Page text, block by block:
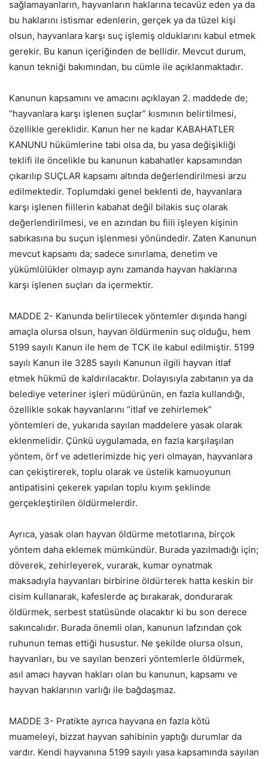
sağlamayanların, hayvanların haklarına tecavüz eden ya da
bu haklarını istismar edenlerin, gerçek ya da tüzel kişi
olsun, hayvanlara karşı suç işlemiş olduklarını kabul etmek
gerekir. Bu kanun içeriğinden de bellidir. Mevcut durum,
kanun tekniği bakımından, bu cümle ile açıklanmaktadır.
Kanunun kapsamını ve amacını açıklayan 2. maddede de;
“hayvanlara karşı işlenen suçlar” kısmının belirtilmesi,
özellikle gereklidir. Kanun her ne kadar KABAHATLER
KANUNU hükümlerine tabi olsa da, bu yasa değişikliği
teklifi ile öncelikle bu kanunun kabahatler kapsamından
çıkarılıp SUÇLAR kapsamı altında değerlendirilmesi arzu
edilmektedir. Toplumdaki genel beklenti de, hayvanlara
karşı işlenen fiillerin kabahat değil bilakis suç olarak
değerlendirilmesi, ve en azından bu fiili işleyen kişinin
sabıkasına bu suçun işlenmesi yönündedir. Zaten Kanunun
mevcut kapsamı da; sadece sınırlama, denetim ve
yükümlülükler olmayıp aynı zamanda hayvan haklarına
karşı işlenen suçları da içermektir.
MADDE 2- Kanunda belirtilecek yöntemler dışında hangi
amaçla olursa olsun, hayvan öldürmenin suç olduğu, hem
5199 sayılı Kanun ile hem de TCK ile kabul edilmiştir. 5199
sayılı Kanun ile 3285 sayılı Kanunun ilgili hayvan itlaf
etmek hükmü de kaldırılacaktır. Dolayısıyla zabıtanın ya da
belediye veteriner işleri müdürünün, en fazla kullandığı,
özellikle sokak hayvanlarını “itlaf ve zehirlemek”
yöntemleri de, yukarıda sayılan maddelere yasak olarak
eklenmelidir. Çünkü uygulamada, en fazla karşılaşılan
yöntem, örf ve adetlerimizde hiç yeri olmayan, hayvanlara
can çekiştirerek, toplu olarak ve üstelik kamuoyunun
antipatisini çekerek yapılan toplu kıyım şeklinde
gerçekleştirilen öldürmelerdir.
Ayrıca, yasak olan hayvan öldürme metotlarına, birçok
yöntem daha eklemek mümkündür. Burada yazılmadığı için;
döverek, zehirleyerek, vurarak, kumar oynatmak
maksadıyla hayvanları birbirine öldürterek hatta keskin bir
cisim kullanarak, kafeslerde aç bırakarak, dondurarak
öldürmek, serbest statüsünde olacaktır ki bu son derece
sakıncalıdır. Burada önemli olan, kanunun lafzından çok
ruhunun temas ettiği husustur. Ne şekilde olursa olsun,
hayvanları, bu ve sayılan benzeri yöntemlerle öldürmek,
asıl amacı hayvan hakları olan bu kanunun, kapsamı ve
hayvan haklarının varlığı ile bağdaşmaz.
MADDE 3- Pratikte ayrıca hayvana en fazla kötü
muameleyi, bizzat hayvan sahibinin yaptığı durumlar da
vardır. Kendi hayvanına 5199 sayılı yasa kapsamında sayılan